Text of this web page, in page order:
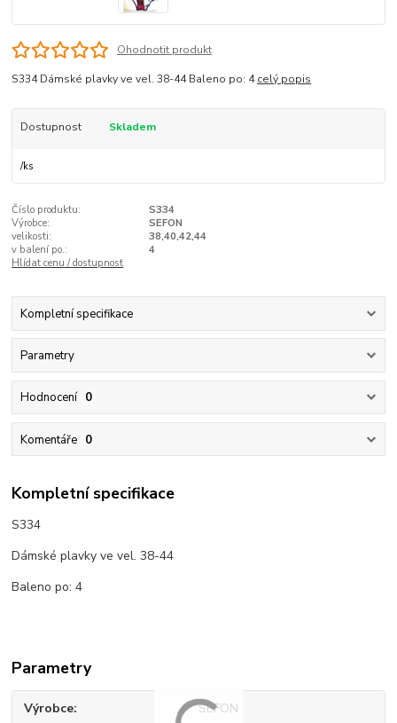
Ohodnotit produkt
S334 Dámské plavky ve vel. 38-44 Baleno po: 4celý popis
Dostupnost Skladem
/ks
Číslo produktu:
S334
Výrobce:
SEFON
velikosti:
38,40,42,44
v balení po.:
4
Hlídat cenu / dostupnost
Kompletní specifikace
Parametry
Hodnocení 0
Komentáře 0
Kompletní specifikace
S334
Dámské plavky ve vel. 38-44
Baleno po: 4
Parametry
Výrobce SEFON